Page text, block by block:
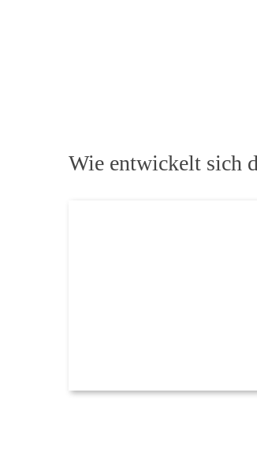
Wie entwickelt sich